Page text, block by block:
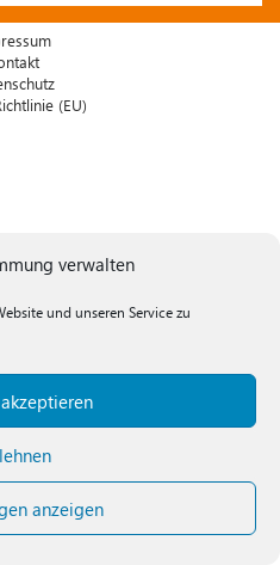
verwalten
und unseren Service zu
anzeigen
(EU)